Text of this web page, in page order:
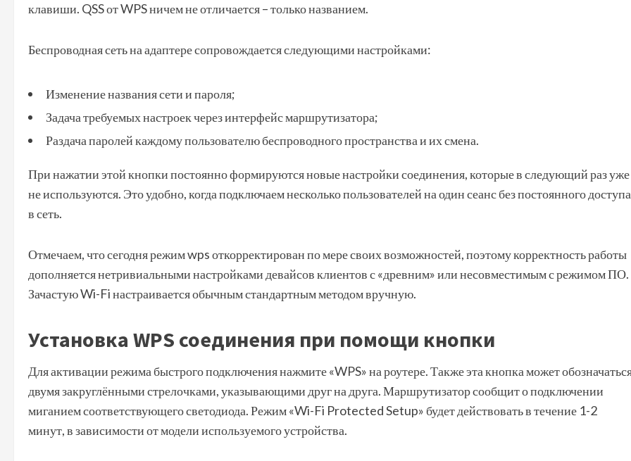
клавиши. QSS от WPS ничем не отличается – только названием.
Беспроводная сеть на адаптере сопровождается следующими настройками:
Изменение названия сети и пароля;
Задача требуемых настроек через интерфейс маршрутизатора;
Раздача паролей каждому пользователю беспроводного пространства и их смена.
При нажатии этой кнопки постоянно формируются новые настройки соединения, которые в следующий раз уже
не используются. Это удобно, когда подключаем несколько пользователей на один сеанс без постоянного доступа
в сеть.
Отмечаем, что сегодня режим wps откорректирован по мере своих возможностей, поэтому корректность работы
дополняется нетривиальными настройками девайсов клиентов с «древним» или несовместимым с режимом ПО.
Зачастую Wi-Fi настраивается обычным стандартным методом вручную.
Установка WPS соединения при помощи кнопки
Для активации режима быстрого подключения нажмите «WPS» на роутере. Также эта кнопка может
двумя закруглёнными стрелочками, указывающими друг на друга. Маршрутизатор сообщит о подключении
миганием соответствующего светодиода. Режим «Wi-Fi Protected Setup» будет действовать в течение 1-2
минут, в зависимости от модели используемого устройства.